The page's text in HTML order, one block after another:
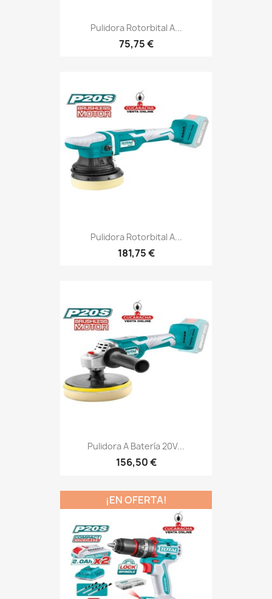
Pulidora Rotorbital A...
75,75 €
Pulidora Rotorbital A...
181,75 €
Pulidora A Batería 20V...
156,50 €
¡EN OFERTA!